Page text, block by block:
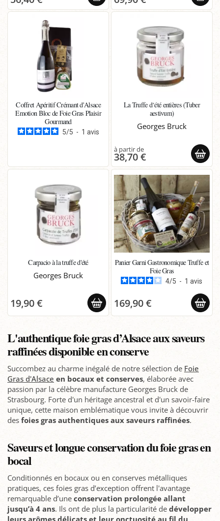
Coffret Apéritif Crémant d'Alsace
Emotion Bloc de Foie Gras Plaisir
Gourmand
5/5 - 1 avis
La Truffe d‘été entières (Tuber
aestivum)
Georges Bruck
38,70 €
Carpacio à la truffe d'été
Georges Bruck
19,90 €
Panier Garni Gastronomique Truffe et
Foie Gras
4/5 - 1avis
169,90 €
L'authentique foie gras d’Alsace aux saveurs
raffinées disponible en conserve
Succombez au charme inégalé de notre sélection de Foie
Gras d'Alsace en bocaux et conserves, élaborée avec
passion par la célèbre manufacture Georges Bruck de
Strasbourg. Forte d'un héritage ancestral et d'un savoir-faire
unique, cette maison emblématique vous invite à découvrir
des foies gras authentiques aux saveurs raffinées.
Saveurs et longue conservation du foie gras en
bocal
Conditionnés en bocaux ou en conserves métalliques
pratiques, ces foies gras d’exception offrent l'avantage
remarquable d’une conservation prolongée allant
jusqu’à 4 ans. Ils ont de plus la particularité de développer